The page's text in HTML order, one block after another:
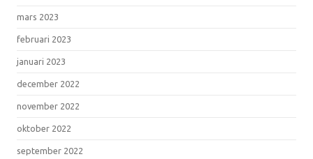
mars 2023
februari 2023
januari 2023
december 2022
november 2022
oktober 2022
september 2022